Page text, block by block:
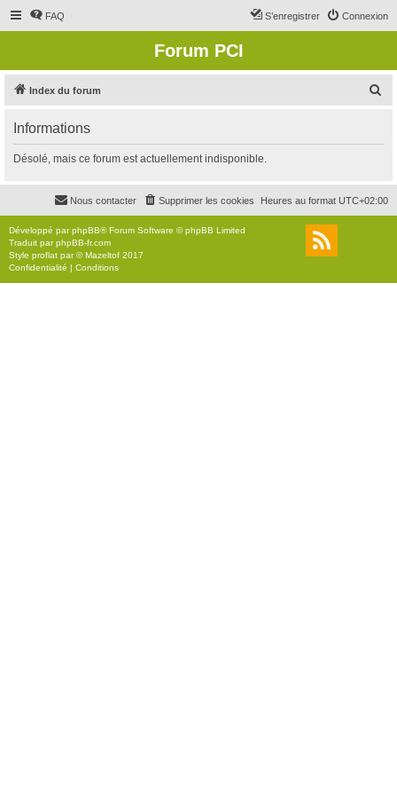
FAQ Connexion
S’enregistrer
Forum PCI
Index du forum
r
c
r
Informations
Désolé, mais ce forum est actuellement indisponible.
Heures au format UTC+02:00
Supprimer les cookies
Nous contacter
Développé parphpBB® Forum Software © phpBB Limited
Traduit parphpBB-fr.com
Style proflat par ©Mazeltof 2017
Confidentialité | Conditions